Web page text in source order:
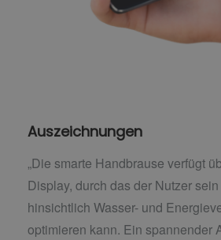
Auszeichnungen
„Die smarte Handbrause verfügt
Display, durch das der Nutzer
hinsichtlich Wasser- und
optimieren kann. Ein spannender